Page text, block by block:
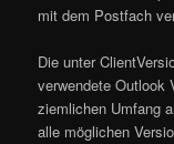
mit dem Postfach
Die unter
verwendete Outlook
ziemlichen Umfang
alle möglichen